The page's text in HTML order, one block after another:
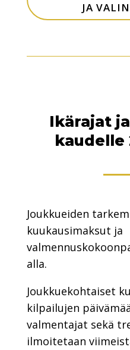
JA
Ikärajat
kaudelle
Joukkueiden
kuukausimaksut ja
alla.
Joukkuekohtaiset
kilpailujen
valmentajat sekä
ilmoitetaan